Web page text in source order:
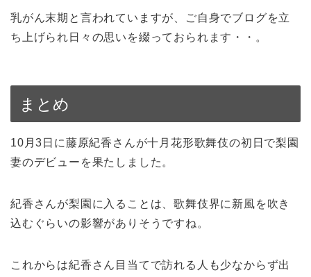
乳がん末期と言われていますが、ご自身でブログを立
ち上げられ日々の思いを綴っておられます・・。
まとめ
10月3日に藤原紀香さんが十月花形歌舞伎の初日で梨園
妻のデビューを果たしました。
紀香さんが梨園に入ることは、歌舞伎界に新風を吹き
込むぐらいの影響がありそうですね。
これからは紀香さん目当てで訪れる人も少なからず出